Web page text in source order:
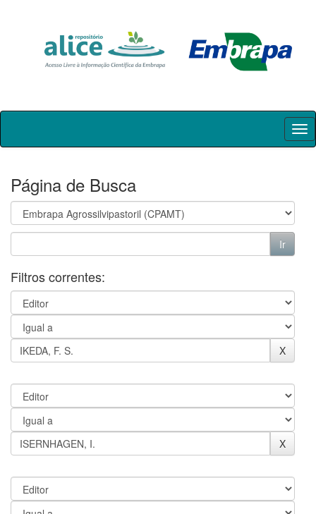
Skip
Página de Busca
Filtros correntes: